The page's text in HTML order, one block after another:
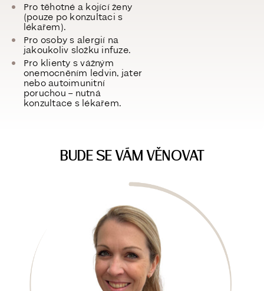
Pro těhotné a kojící ženy
(pouze po konzultaci s
lékařem).
Pro osoby s alergií na
jakoukoliv složku infuze.
Pro klienty s vážným
onemocněním ledvin, jater
nebo autoimunitní
poruchou – nutná
konzultace s lékařem.
BUDE SE VÁM VĚNOVAT